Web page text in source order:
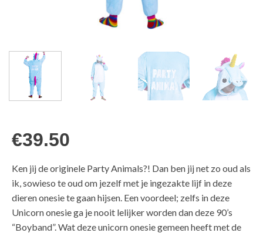
€39.50
Ken jij de originele Party Animals?! Dan ben jij net zo oud als
ik, sowieso te oud om jezelf met je ingezakte lijf in deze
dieren onesie te gaan hijsen. Een voordeel; zelfs in deze
Unicorn onesie ga je nooit lelijker worden dan deze 90’s
“Boyband”. Wat deze unicorn onesie gemeen heeft met de